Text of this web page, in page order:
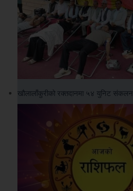
खौलालाँकुरीको रक्तदानमा ५४ युनिट संकलन